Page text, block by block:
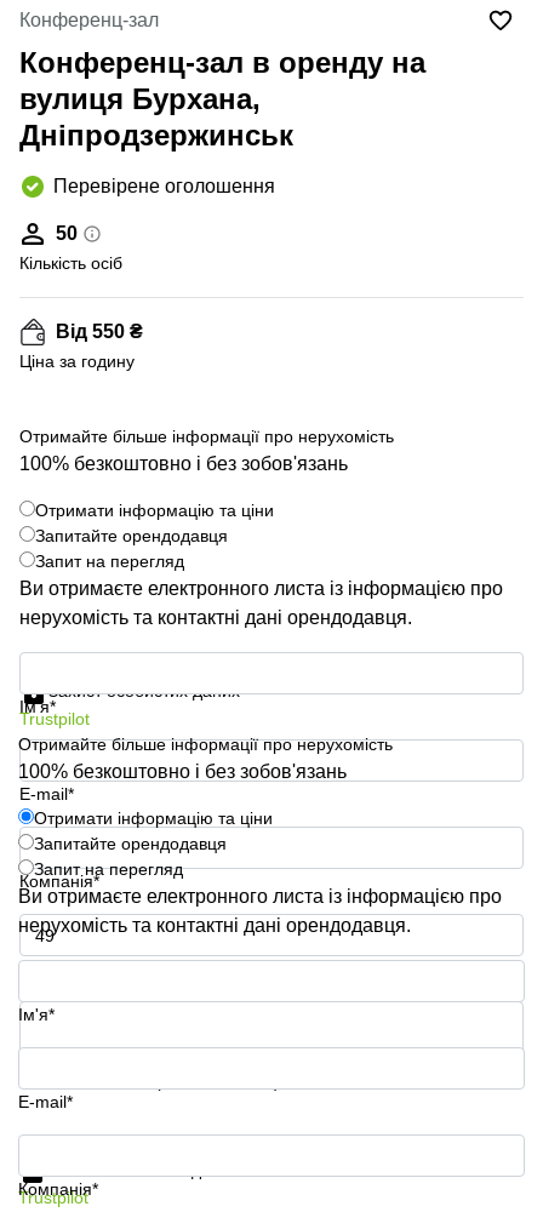
Конференц-зал
Конференц-зал в оренду на
вулиця Бурхана,
Дніпродзержинськ
Перевірене оголошення
50
Кількість осіб
Від 550 ₴
Ціна за годину
Отримайте більше інформації про нерухомість
100% безкоштовно і без зобов'язань
Отримати інформацію та ціни
Запитайте орендодавця
Запит на перегляд
Ви отримаєте електронного листа із інформацією про
нерухомість та контактні дані орендодавця.
Ім'я*
E-mail*
Компанія*
Номер телефону*
Захист особистих даних
Trustpilot
Отримайте більше інформації про нерухомість
100% безкоштовно і без зобов'язань
Отримати інформацію та ціни
Запитайте орендодавця
Запит на перегляд
Ви отримаєте електронного листа із інформацією про
нерухомість та контактні дані орендодавця.
Ім'я*
E-mail*
Компанія*
Отримати інформацію та ціни
Trustpilot